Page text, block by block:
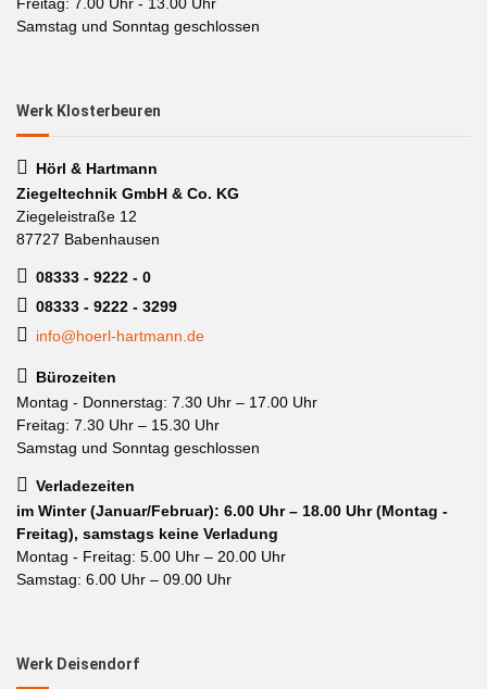
Samstag und Sonntag geschlossen
Werk Klosterbeuren
Hörl & Hartmann
Ziegeltechnik GmbH & Co. KG
Ziegeleistraße 12
87727 Babenhausen
08333 - 9222 - 0
08333 - 9222 - 3299
info@hoerl-hartmann.de
Bürozeiten
Montag - Donnerstag: 7.30 Uhr – 17.00 Uhr
Freitag: 7.30 Uhr – 15.30 Uhr
Samstag und Sonntag geschlossen
Verladezeiten
im Winter (Januar/Februar): 6.00 Uhr – 18.00 Uhr (Montag -
Freitag), samstags keine Verladung
Montag - Freitag: 5.00 Uhr – 20.00 Uhr
Samstag: 6.00 Uhr – 09.00 Uhr
Werk Deisendorf